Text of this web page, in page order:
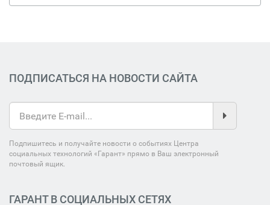
ПОДПИСАТЬСЯ НА НОВОСТИ САЙТА
Подпишитесь и получайте новости о событиях Центра
социальных технологий «Гарант» прямо в Ваш электронный
почтовый ящик.
ГАРАНТ В СОЦИАЛЬНЫХ СЕТЯХ